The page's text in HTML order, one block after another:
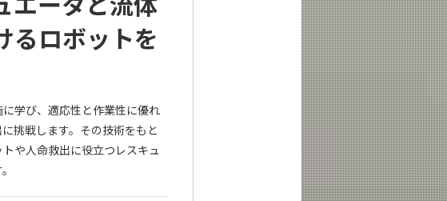
るロボットを
学び、適応性と作業性に優れ
挑戦します。その技術をもと
や人命救出に役立つレスキュ